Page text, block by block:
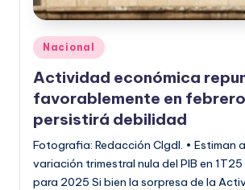
Publicado
en
Nacional
Actividad económica
favorablemente en
persistirá debilidad
Fotografia: Redacción CIgdl. • Estiman
variación trimestral nula del PIB en 1T25
para 2025 Si bien la sorpresa de la